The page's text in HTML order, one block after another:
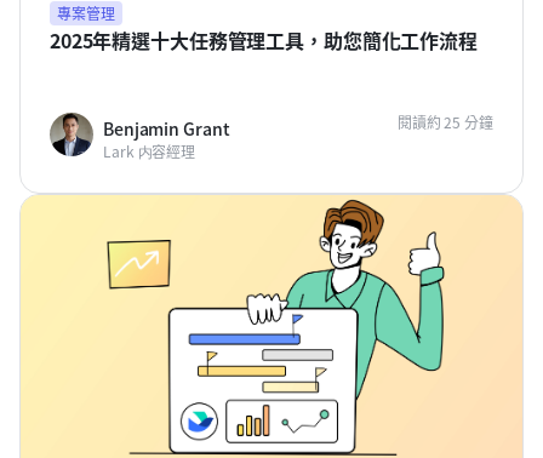
專案管理
2025年精選十大任務管理工具，助您簡化工作流程
Benjamin Grant
Lark 内容經理
閱讀約 25 分鐘